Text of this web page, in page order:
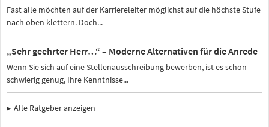
Fast alle möchten auf der Karriereleiter möglichst auf die höchste Stufe
nach oben klettern. Doch...
„Sehr geehrter Herr…“ – Moderne Alternativen für die Anrede
Wenn Sie sich auf eine Stellenausschreibung bewerben, ist es schon
schwierig genug, Ihre Kenntnisse...
Alle Ratgeber anzeigen